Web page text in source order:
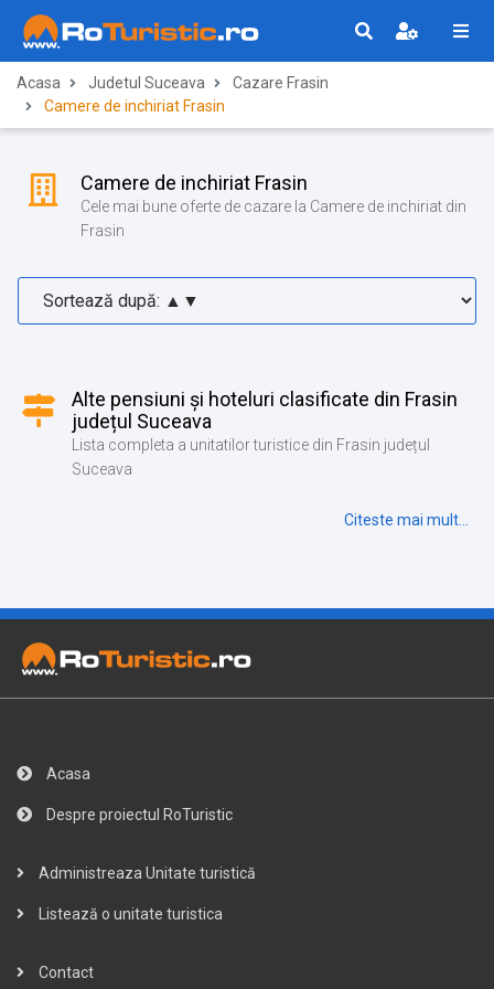
Acasa Judetul Suceava
Cazare Frasin
Camere de inchiriat Frasin
Camere de inchiriat Frasin
Cele mai bune oferte de cazare la Camere de inchiriat din
Frasin
Alte pensiuni și hoteluri clasificate din Frasin
județul Suceava
Lista completa a unitatilor turistice din Frasin județul
Suceava
Citeste mai mult...
Acasa
Despre proiectul RoTuristic
Administreaza Unitate turistică
Listează o unitate turistica
Contact